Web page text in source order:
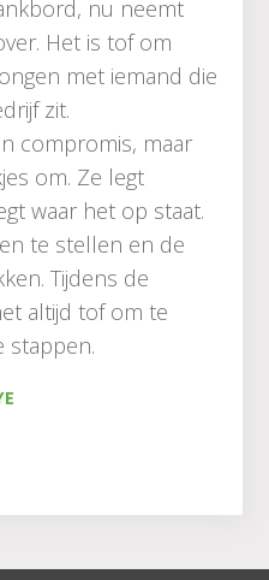
nu neemt
Het is tof om
met iemand die
zit.
compromis, maar
om. Ze legt
waar het op staat.
te stellen en de
Tijdens de
altijd tof om te
stappen.